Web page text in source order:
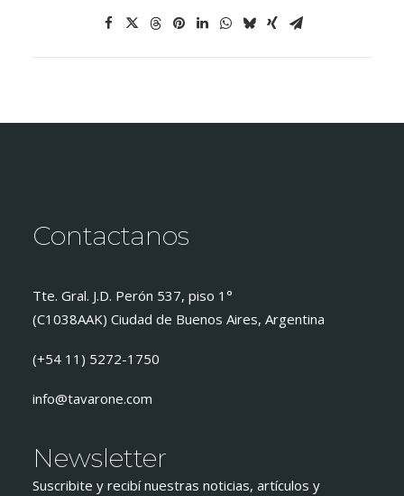
Contactanos
Tte. Gral. J.D. Perón 537, piso 1°
(C1038AAK) Ciudad de Buenos Aires, Argentina
(+54 11) 5272-1750
info@tavarone.com
Newsletter
Suscribite y recibí nuestras noticias, artículos y